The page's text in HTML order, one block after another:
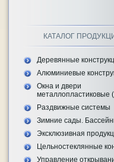
КАТАЛОГ
Деревянные
Алюминиевые
Окна и двери
металлопластиковые
Раздвижные системы
Зимние сады.
Эксклюзивная
Цельностеклянные
Управление